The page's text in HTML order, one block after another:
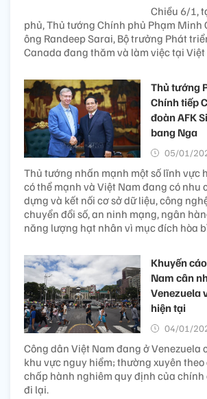
Chiều 6/1,
phủ, Thủ tướng Chính phủ Phạm Minh
ông Randeep Sarai, Bộ trưởng Phát
Canada đang thăm và làm việc tại Việt
Thủ tướng
Chính tiếp
đoàn AFK
bang Nga
05/01/
Thủ tướng nhấn mạnh một số lĩnh vực
có thể mạnh và Việt Nam đang có nhu
dựng và kết nối cơ sở dữ liệu, công
chuyển đổi số, an ninh mạng, ngân
năng lượng hạt nhân vì mục đích hòa
Khuyến
Nam cân
Venezuela
hiện tại
04/01/
Công dân Việt Nam đang ở Venezuela
khu vực nguy hiểm; thường xuyên
chấp hành nghiêm quy định của chính
đi lại.